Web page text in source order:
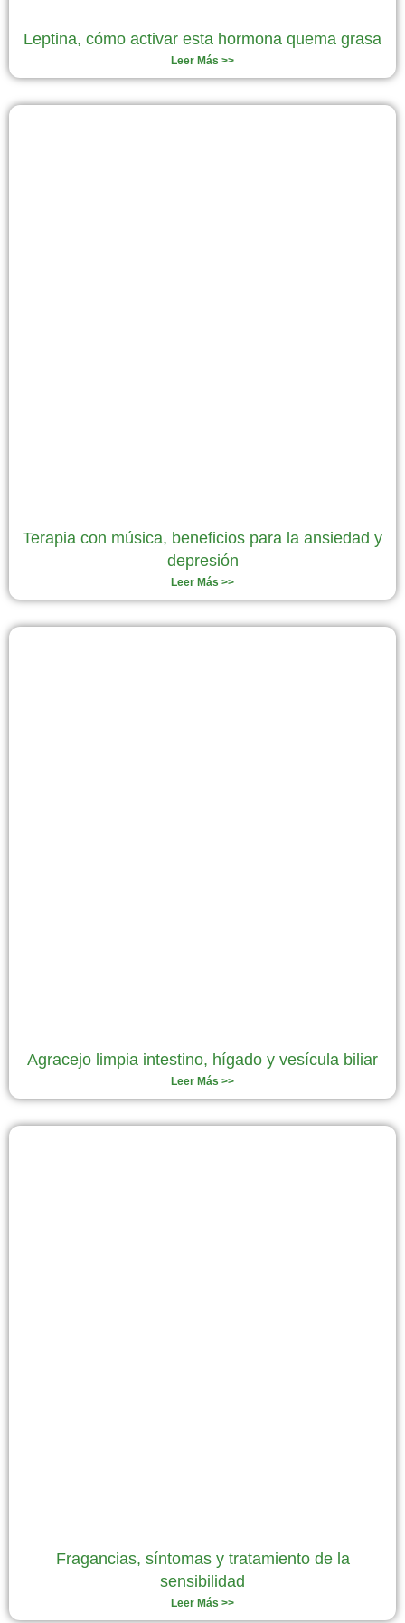
Leptina, cómo activar esta hormona quema grasa
Leer Más >>
Terapia con música, beneficios para la ansiedad y
depresión
Leer Más >>
Agracejo limpia intestino, hígado y vesícula biliar
Leer Más >>
Fragancias, síntomas y tratamiento de la
sensibilidad
Leer Más >>